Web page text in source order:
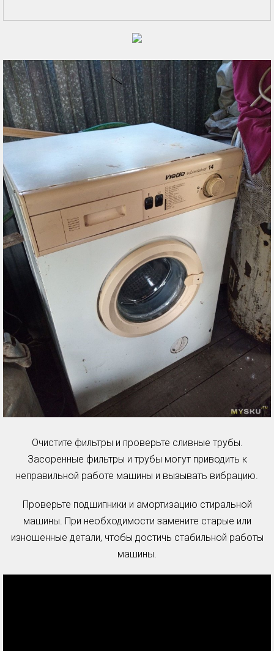
Очистите фильтры и проверьте сливные трубы.
Засоренные фильтры и трубы могут приводить к
неправильной работе машины и вызывать вибрацию.
Проверьте подшипники и амортизацию стиральной
машины. При необходимости замените старые или
изношенные детали, чтобы достичь стабильной работы
машины.